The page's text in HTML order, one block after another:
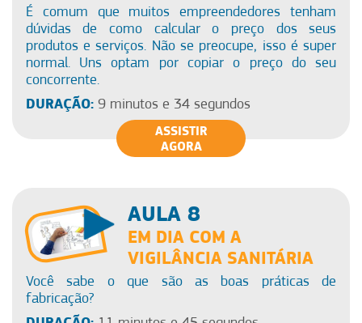
É comum que muitos empreendedores tenham
dúvidas de como calcular o preço dos seus
produtos e serviços. Não se preocupe, isso é super
normal. Uns optam por copiar o preço do seu
concorrente.
DURAÇÃO:9 minutos e 34 segundos
ASSISTIR
AGORA
AULA 8
EM DIA COM A
VIGILÂNCIA SANITÁRIA
Você sabe o que são as boas práticas de
fabricação?